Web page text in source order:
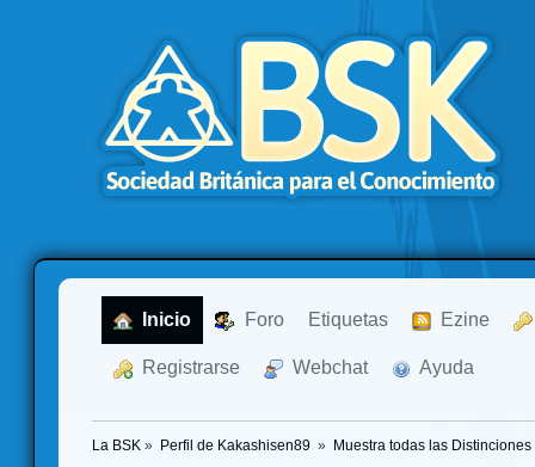
Inicio Foro Etiquetas Ezine
Registrarse Webchat Ayuda
La BSK » Perfil de Kakashisen89 » Muestra todas las